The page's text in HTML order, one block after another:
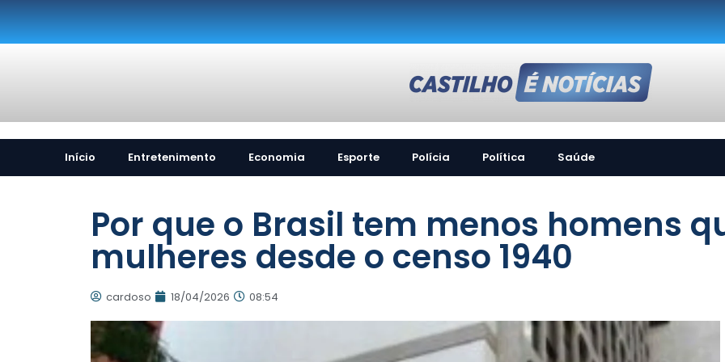
Início Entretenimento Economia Esporte Polícia Política Saúde
Por que o Brasil tem menos homens
mulheres desde o censo 1940
cardoso 18/04/2026 08:54